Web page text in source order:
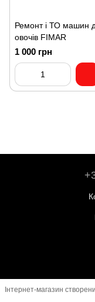
Ремонт і ТО машин
овочів FIMAR
1 000 грн
Інтернет-магазин